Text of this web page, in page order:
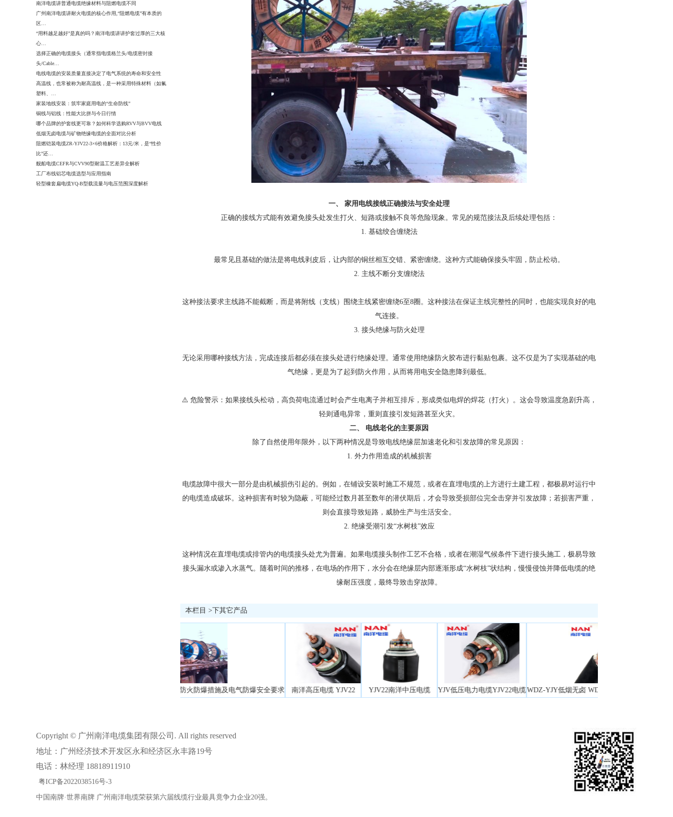
南洋电缆讲普通电缆绝缘材料与阻燃电缆不同
广州南洋电缆讲耐火电缆的核心作用,“阻燃电缆”有本质的
区…
“用料越足越好”是真的吗？南洋电缆讲讲护套过厚的三大核
心…
选择正确的电缆接头（通常指电缆格兰头/电缆密封接
头/Cable…
电线电缆的安装质量直接决定了电气系统的寿命和安全性
高温线，也常被称为耐高温线，是一种采用特殊材料（如氟
塑料、…
家装地线安装：筑牢家庭用电的“生命防线”
铜线与铝线：性能大比拼与今日行情
哪个品牌的护套线更可靠？如何科学选购RVV与BVV电线
低烟无卤电缆与矿物绝缘电缆的全面对比分析
阻燃铠装电缆ZR-YJV22-3×6价格解析：13元/米，是“性价
比”还…
舰船电缆CEFR与CVV90型耐温工艺差异全解析
工厂布线铝芯电缆选型与应用指南
轻型橡套扁电缆YQ-B型载流量与电压范围深度解析
一、 家用电线接线正确接法与安全处理
正确的接线方式能有效避免接头处发生打火、短路或接触不良等危险现象。常见的规范接法及后续处理包括：
1. 基础绞合缠绕法
最常见且基础的做法是将电线剥皮后，让内部的铜丝相互交错、紧密缠绕。这种方式能确保接头牢固，防止松动。
2. 主线不断分支缠绕法
这种接法要求主线路不能截断，而是将附线（支线）围绕主线紧密缠绕6至8圈。这种接法在保证主线完整性的同时，也能实现良好的电
气连接。
3. 接头绝缘与防火处理
无论采用哪种接线方法，完成连接后都必须在接头处进行绝缘处理。通常使用绝缘防火胶布进行黏贴包裹。这不仅是为了实现基础的电
气绝缘，更是为了起到防火作用，从而将用电安全隐患降到最低。
⚠️ 危险警示：如果接线头松动，高负荷电流通过时会产生电离子并相互排斥，形成类似电焊的焊花（打火）。这会导致温度急剧升高，
轻则通电异常，重则直接引发短路甚至火灾。
二、 电线老化的主要原因
除了自然使用年限外，以下两种情况是导致电线绝缘层加速老化和引发故障的常见原因：
1. 外力作用造成的机械损害
电缆故障中很大一部分是由机械损伤引起的。例如，在铺设安装时施工不规范，或者在直埋电缆的上方进行土建工程，都极易对运行中
的电缆造成破坏。这种损害有时较为隐蔽，可能经过数月甚至数年的潜伏期后，才会导致受损部位完全击穿并引发故障；若损害严重，
则会直接导致短路，威胁生产与生活安全。
2. 绝缘受潮引发“水树枝”效应
这种情况在直埋电缆或排管内的电缆接头处尤为普遍。如果电缆接头制作工艺不合格，或者在潮湿气候条件下进行接头施工，极易导致
接头漏水或渗入水蒸气。随着时间的推移，在电场的作用下，水分会在绝缘层内部逐渐形成“水树枝”状结构，慢慢侵蚀并降低电缆的绝
缘耐压强度，最终导致击穿故障。
本栏目 >下其它产品
广州南洋电缆讲电力电缆的防火防爆措施及电气防爆安全要求 南洋高压电缆 YJV22 YJV22南洋中压电缆 YJV低压电力电缆YJV22电缆WDZ-YJY低烟无卤 WDZN-YJY(耐火)低烟无卤电缆
Copyright © 广州南洋电缆集团有限公司. All rights reserved
地址：广州经济技术开发区永和经济区永丰路19号
电话：林经理 18818911910
粤ICP备2022038516号-3
中国南牌·世界南牌 广州南洋电缆荣获第六届线缆行业最具竟争力企业20强。